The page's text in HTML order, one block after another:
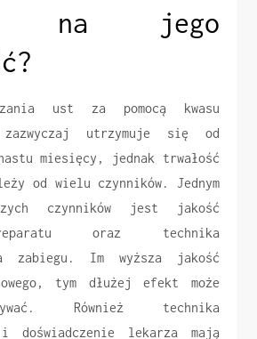
na jego
ust za pomocą kwasu
zazwyczaj utrzymuje się od
miesięcy, jednak trwałość
od wielu czynników. Jednym
czynników jest jakość
oraz technika
zabiegu. Im wyższa jakość
tym dłużej efekt może
Również technika
doświadczenie lekarza mają